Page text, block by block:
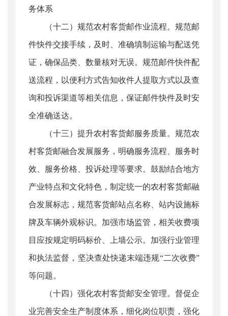
务体系
（十二）规范农村客货邮作业流程。规范邮
件快件交接手续，及时、准确填制运输与配送凭
证，确保品类、数量核对无误。规范邮件快件配
送流程，以便利方式告知收件人提取方式以及查
询和投诉渠道等相关信息，保证邮件快件及时安
全准确送达。
（十三）提升农村客货邮服务质量。规范农
村客货邮融合发展服务，明确服务流程、服务时
效、服务价格、投诉处理等要求。鼓励结合地方
产业特点和文化特色，制定统一的农村客货邮融
合发展标志，规范客货邮站点名称、站内设施标
牌及车辆外观标识。加强市场监管，相关收费项
目应按规定明码标价、上墙公示。加强行业管理
和执法监督，坚决查处快递末端违规“二次收费”
等问题。
（十四）强化农村客货邮安全管理。督促企
业完善安全生产制度体系，细化岗位职责，强化